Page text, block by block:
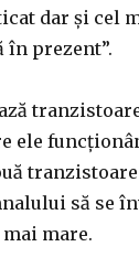
dar și cel
în prezent”.
ele
să se
mare.